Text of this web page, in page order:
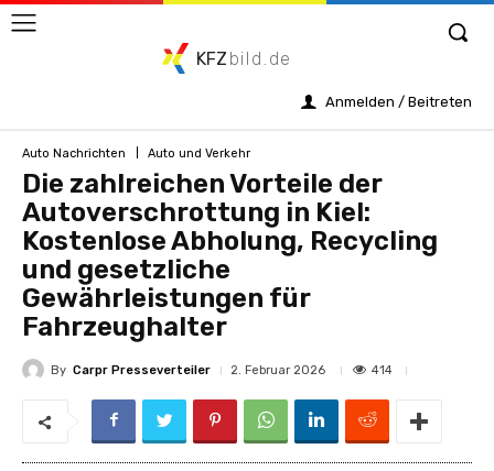
KFZ bild.de
Anmelden / Beitreten
Auto Nachrichten Auto und Verkehr
Die zahlreichen Vorteile der
Autoverschrottung in Kiel:
Kostenlose Abholung, Recycling
und gesetzliche
Gewährleistungen für
Fahrzeughalter
By Carpr Presseverteiler 2. Februar 2026 414